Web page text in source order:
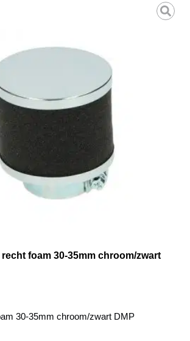
foam 30-35mm chroom/zwart
30-35mm chroom/zwart DMP